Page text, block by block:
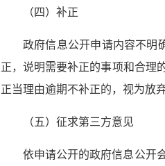
（四）补正
政府信息公开申请内容不明
正，说明需要补正的事项和合理
正当理由逾期不补正的，视为放
（五）征求第三方意见
依申请公开的政府信息公开